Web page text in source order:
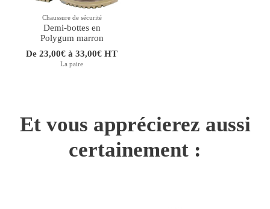
Chaussure de sécurité
Demi-bottes en
Polygum marron
De 23,00€ à 33,00€ HT
La paire
Et vous apprécierez aussi
certainement :